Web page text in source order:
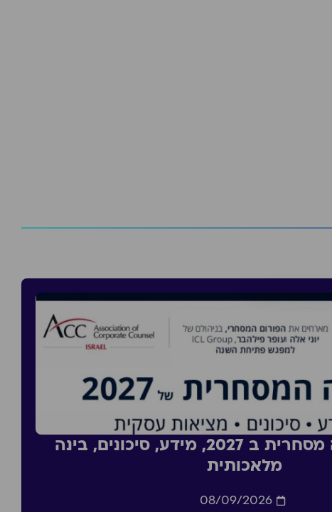
סדנה: העסקה מסחרית ב 2027, מידע, סיכונים, בינה
מלאכותית
08/09/2026